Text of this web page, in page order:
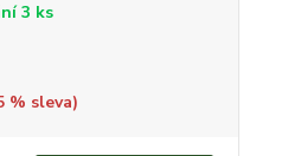
3 ks
% sleva)